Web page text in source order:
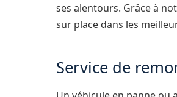
ses alentours. Grâce à
sur place dans les
Service de